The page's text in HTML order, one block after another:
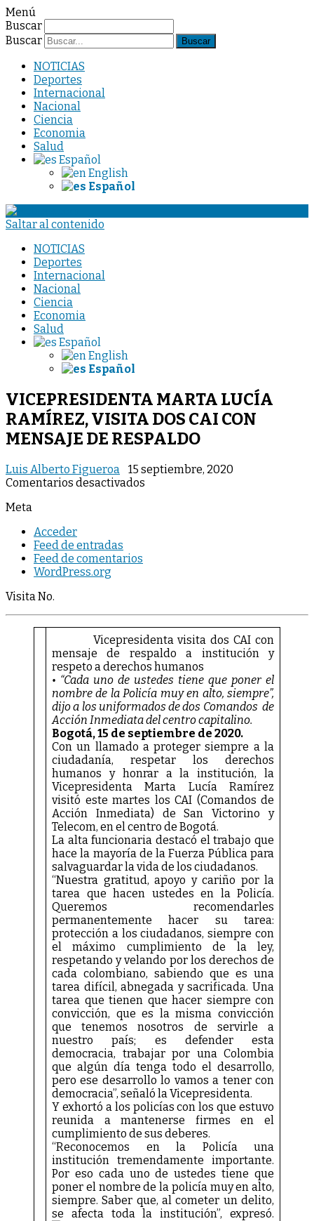
Menú
Buscar
Buscar
NOTICIAS
Deportes
Internacional
Nacional
Ciencia
Economia
Salud
Español
English
Español
Saltar al contenido
NOTICIAS
Deportes
Internacional
Nacional
Ciencia
Economia
Salud
Español
English
Español
VICEPRESIDENTA MARTA LUCÍA
RAMÍREZ, VISITA DOS CAI CON
MENSAJE DE RESPALDO
Luis Alberto Figueroa
15 septiembre, 2020
Comentarios desactivados
DE
RESPALDO
Meta
Acceder
Feed de entradas
Feed de comentarios
WordPress.org
Visita No.
Vicepresidenta visita dos CAI con
mensaje de respaldo a institución y
respeto a derechos humanos
• “Cada uno de ustedes tiene que poner el
nombre de la Policía muy en alto, siempre”,
dijo a los uniformados de dos Comandos de
Acción Inmediata del centro capitalino.
Bogotá, 15 de septiembre de 2020.
Con un llamado a proteger siempre a la
ciudadanía, respetar los derechos
humanos y honrar a la institución, la
Vicepresidenta Marta Lucía Ramírez
visitó este martes los CAI (Comandos de
Acción Inmediata) de San Victorino y
Telecom, en el centro de Bogotá.
La alta funcionaria destacó el trabajo que
hace la mayoría de la Fuerza Pública para
salvaguardar la vida de los ciudadanos.
“Nuestra gratitud, apoyo y cariño por la
tarea que hacen ustedes en la Policía.
Queremos recomendarles
permanentemente hacer su tarea:
protección a los ciudadanos, siempre con
el máximo cumplimiento de la ley,
respetando y velando por los derechos de
cada colombiano, sabiendo que es una
tarea difícil, abnegada y sacrificada. Una
tarea que tienen que hacer siempre con
convicción, que es la misma convicción
que tenemos nosotros de servirle a
nuestro país; es defender esta
democracia, trabajar por una Colombia
que algún día tenga todo el desarrollo,
pero ese desarrollo lo vamos a tener con
democracia”, señaló la Vicepresidenta.
Y exhortó a los policías con los que estuvo
reunida a mantenerse firmes en el
cumplimiento de sus deberes.
“Reconocemos en la Policía una
institución tremendamente importante.
Por eso cada uno de ustedes tiene que
poner el nombre de la policía muy en alto,
siempre. Saber que, al cometer un delito,
se afecta toda la institución”, expresó.